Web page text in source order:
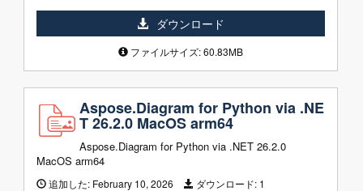
ダウンロード
ファイルサイズ: 60.83MB
Aspose.Diagram for Python via .NE
T 26.2.0 MacOS arm64
Aspose.Diagram for Python via .NET 26.2.0
MacOS arm64
追加した: February 10, 2026 ダウンロード: 1